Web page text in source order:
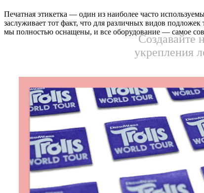
Печатная этикетка — один из наиболее часто
заслуживает тот факт, что для различных видов
мы полностью оснащены, и все оборудование — самое
Создавайте
укрепления